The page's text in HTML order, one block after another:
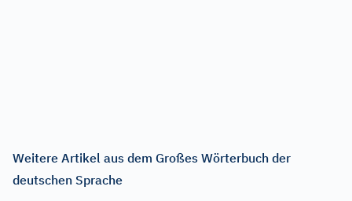
Weitere Artikel aus dem Großes Wörterbuch der
deutschen Sprache